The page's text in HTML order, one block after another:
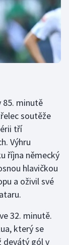
85. minutě
soutěže
tří
Výhru
října německý
hlavičkou
a oživil své
32. minutě.
který se
devátý gól v